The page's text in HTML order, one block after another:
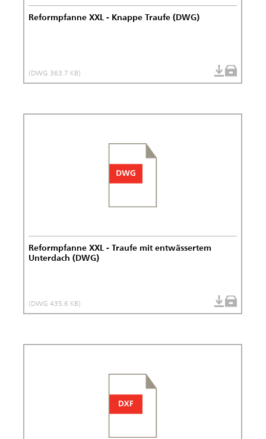
Reformpfanne XXL - Knappe Traufe (DWG)
(DWG 363.7 KB)
Reformpfanne XXL - Traufe mit entwässertem
Unterdach (DWG)
(DWG 435.6 KB)